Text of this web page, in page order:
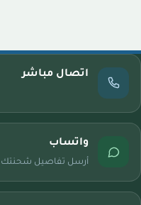
اتصال مباشر
واتساب
أرسل تفاصيل